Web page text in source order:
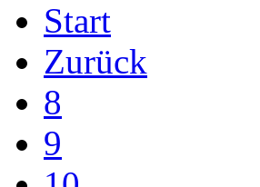
Start
Zurück
8
9